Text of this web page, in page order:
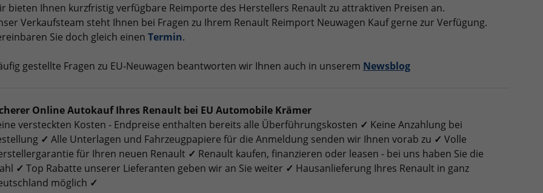
bieten Ihnen kurzfristig verfügbare Reimporte des Herstellers Renault zu attraktiven Preisen an.
Verkaufsteam steht Ihnen bei Fragen zu Ihrem Renault Reimport Neuwagen Kauf gerne zur Verfügung.
Sie doch gleich einen Termin.
gestellte Fragen zu EU-Neuwagen beantworten wir Ihnen auch in unserem Newsblog
Online Autokauf Ihres Renault bei EU Automobile Krämer
versteckten Kosten - Endpreise enthalten bereits alle Überführungskosten ✓ Keine Anzahlung bei
✓ Alle Unterlagen und Fahrzeugpapiere für die Anmeldung senden wir Ihnen vorab zu ✓ Volle
für Ihren neuen Renault ✓ Renault kaufen, finanzieren oder leasen - bei uns haben Sie die
✓ Top Rabatte unserer Lieferanten geben wir an Sie weiter ✓ Hausanlieferung Ihres Renault in ganz
möglich ✓